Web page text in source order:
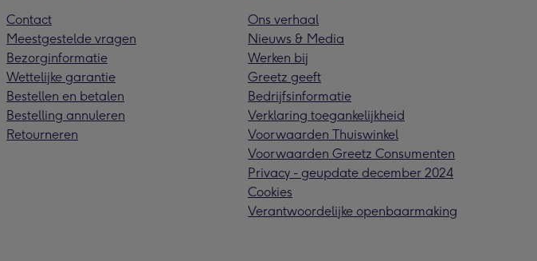
Contact
Meestgestelde vragen
Bezorginformatie
Wettelijke garantie
Bestellen en betalen
Bestelling annuleren
Retourneren
Ons verhaal
Nieuws & Media
Werken bij
Greetz geeft
Bedrijfsinformatie
Verklaring toegankelijkheid
Voorwaarden Thuiswinkel
Voorwaarden Greetz Consumenten
Privacy - geupdate december 2024
Cookies
Verantwoordelijke openbaarmaking